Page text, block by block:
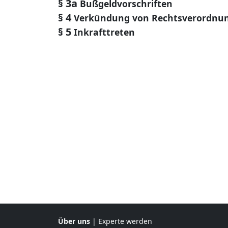
§ 3a Bußgeldvorschriften
§ 4 Verkündung von
§ 5 Inkrafttreten
Über uns | Experte werden